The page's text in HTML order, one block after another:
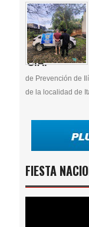
de Prevención de
de la localidad de
FIESTA